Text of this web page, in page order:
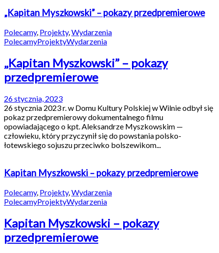
„Kapitan Myszkowski” – pokazy przedpremierowe
Polecamy, Projekty, Wydarzenia
PolecamyProjektyWydarzenia
„Kapitan Myszkowski” – pokazy
przedpremierowe
26 stycznia, 2023
26 stycznia 2023 r. w Domu Kultury Polskiej w Wilnie odbył się
pokaz przedpremierowy dokumentalnego filmu
opowiadającego o kpt. Aleksandrze Myszkowskim —
człowieku, który przyczynił się do powstania polsko-
łotewskiego sojuszu przeciwko bolszewikom...
Kapitan Myszkowski – pokazy przedpremierowe
Polecamy, Projekty,Wydarzenia
PolecamyProjektyWydarzenia
Kapitan Myszkowski – pokazy
przedpremierowe